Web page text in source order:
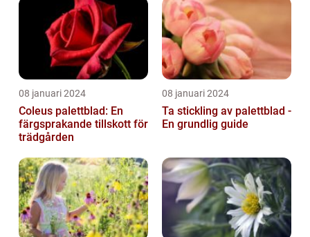
08 januari 2024
Coleus palettblad: En
färgsprakande tillskott för
trädgården
08 januari 2024
Ta stickling av palettblad -
En grundlig guide